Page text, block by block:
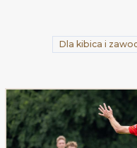
Dla kibica i